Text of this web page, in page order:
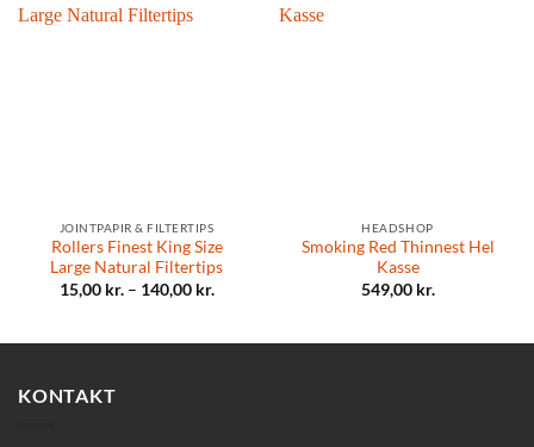
JOINTPAPIR & FILTERTIPS
Rollers Finest King Size
Large Natural Filtertips
15,00 kr.– 140,00 kr.
HEADSHOP
Smoking Red Thinnest Hel
Kasse
549,00 kr.
KONTAKT